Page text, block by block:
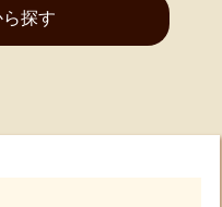
なる場合がございま
探す